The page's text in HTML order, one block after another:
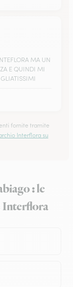
MA UN
E QUINDI MI
fornite tramite
Interflora su
: le
Interflora